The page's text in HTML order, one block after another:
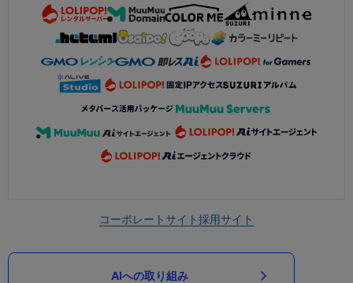
コーポレートサイト採用サイト
AIへの取り組み